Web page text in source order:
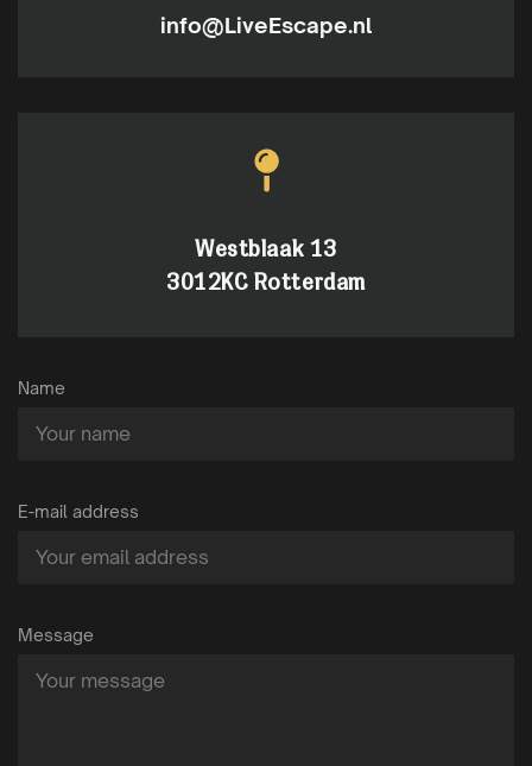
info@LiveEscape.nl
Westblaak 13
3012KC Rotterdam
Name
E-mail address
Message